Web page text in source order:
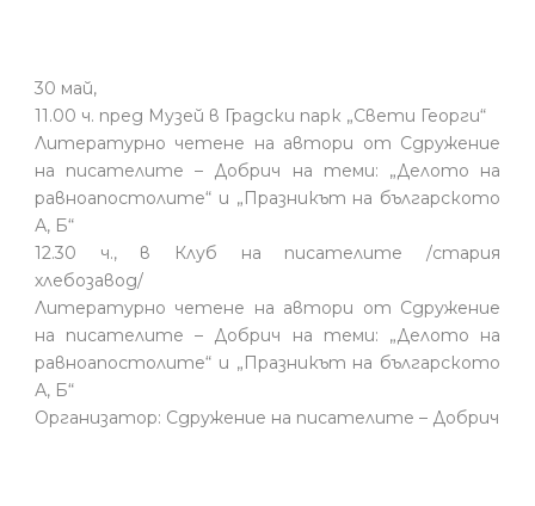
30 май,
11.00 ч. пред Музей в Градски парк „Свети Георги“
Литературно четене на автори от Сдружение
на писателите – Добрич на теми: „Делото на
равноапостолите“ и „Празникът на българското
А, Б“
12.30 ч., в Клуб на писателите /стария
хлебозавод/
Литературно четене на автори от Сдружение
на писателите – Добрич на теми: „Делото на
равноапостолите“ и „Празникът на българското
А, Б“
Организатор: Сдружение на писателите – Добрич